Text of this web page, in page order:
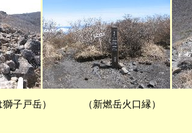
面は獅子戸岳） （新燃岳火